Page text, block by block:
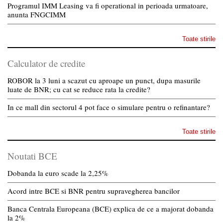
Programul IMM Leasing va fi operational in perioada urmatoare,
anunta FNGCIMM
Toate stirile
Calculator de credite
ROBOR la 3 luni a scazut cu aproape un punct, dupa masurile
luate de BNR; cu cat se reduce rata la credite?
In ce mall din sectorul 4 pot face o simulare pentru o refinantare?
Toate stirile
Noutati BCE
Dobanda la euro scade la 2,25%
Acord intre BCE si BNR pentru supravegherea bancilor
Banca Centrala Europeana (BCE) explica de ce a majorat dobanda
la 2%